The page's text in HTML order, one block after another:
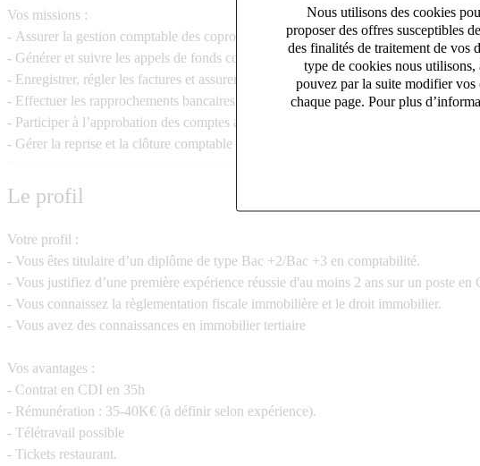
Nous utilisons des cookies
proposer des offres susceptibles
des finalités de traitement de vos
type de cookies nous utilisons,
pouvez par la suite modifier vos
chaque page. Pour plus
Vos missions :
- Assurer la gestion comptable des copropriétés en appliquant les résolutions
- Générer et suivre les appels de fonds courants et exceptionnels.
- Enregistrer, régler les factures et assurer le suivi des règlements des copropriétaires.
- Effectuer les rapprochements bancaires et assurer la répartition des charges.
- Participer à l’approbation des comptes avec le conseil syndical et préparer les
- Gérer la reprise et la clôture comptable des mandats de syndic.
Le profil
Votre profil :
- Vous êtes titulaire d’un diplôme de type Bac +2/Bac +3 en comptabilité.
- Vous justifiez d’une première expérience réussie d'au moins 2 ans sur un poste en
- Vous connaissez la règlementation fiscale immobilière et le droit immobilier.
- Vous avez des connaissances en immobilier tertiaire
Vos avantages :
- Contrat en CDI en 35h
- Rémunération : 35-40K€ (à définir selon expérience).
- Télétravail possible
- Tickets restaurant.